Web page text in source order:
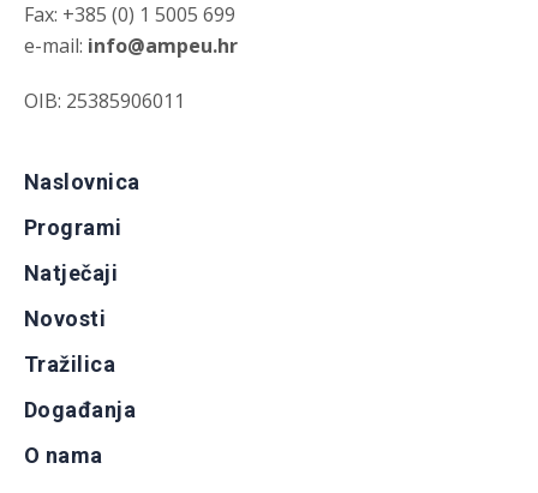
Fax: +385 (0) 1 5005 699
e-mail: info@ampeu.hr
OIB: 25385906011
Naslovnica
Programi
Natječaji
Novosti
Tražilica
Događanja
O nama